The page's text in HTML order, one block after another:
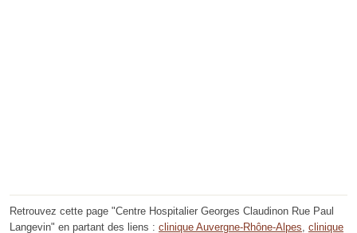
Retrouvez cette page "Centre Hospitalier Georges Claudinon Rue Paul
Langevin" en partant des liens : clinique Auvergne-Rhône-Alpes, clinique